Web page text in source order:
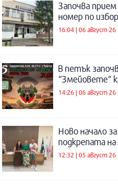
Започва прием
номер по
16:04 | 06 август 26
В петък
“Змейовете“
14:26 | 06 август 26
Ново начало
подкрепата
12:32 | 05 август 26